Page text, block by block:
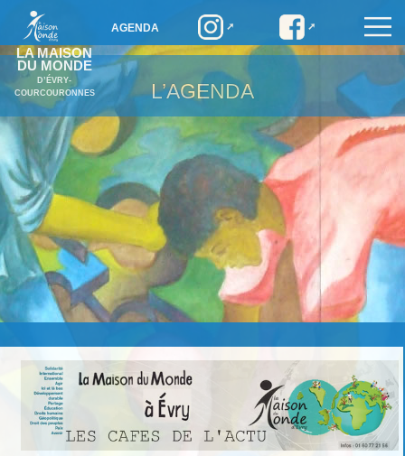
LA MAISON
DU MONDE
D’ÉVRY-
COURCOURONNES
AGENDA
L’AGENDA